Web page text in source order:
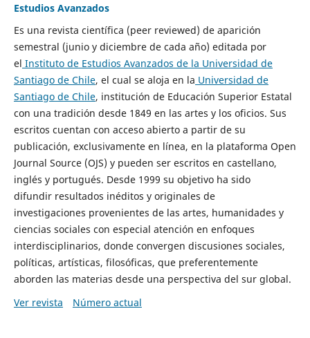
Estudios Avanzados
Es una revista científica (peer reviewed) de aparición
semestral (junio y diciembre de cada año) editada por
el Instituto de Estudios Avanzados de la Universidad de
Santiago de Chile, el cual se aloja en la Universidad de
Santiago de Chile, institución de Educación Superior Estatal
con una tradición desde 1849 en las artes y los oficios. Sus
escritos cuentan con acceso abierto a partir de su
publicación, exclusivamente en línea, en la plataforma Open
Journal Source (OJS) y pueden ser escritos en castellano,
inglés y portugués. Desde 1999 su objetivo ha sido
difundir resultados inéditos y originales de
investigaciones provenientes de las artes, humanidades y
ciencias sociales con especial atención en enfoques
interdisciplinarios, donde convergen discusiones sociales,
políticas, artísticas, filosóficas, que preferentemente
aborden las materias desde una perspectiva del sur global.
Ver revista
Número actual